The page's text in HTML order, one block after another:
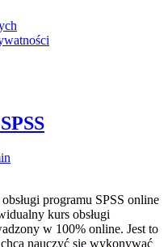
programu SPSS online
kurs obsługi
w 100% online. Jest to
nauczyć się wykonywać